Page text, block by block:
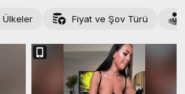
Ülkeler Fiyat ve Şov Türü